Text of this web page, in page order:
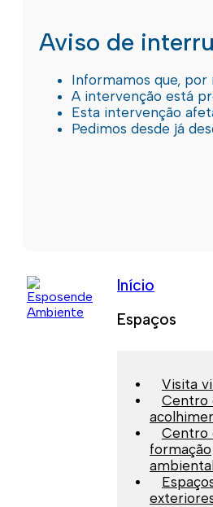
Aviso de
Informamos que,
A intervenção está
Esta intervenção
Pedimos desde já
Início
Espaços
Visita
Centro
Centro
formação
ambiental